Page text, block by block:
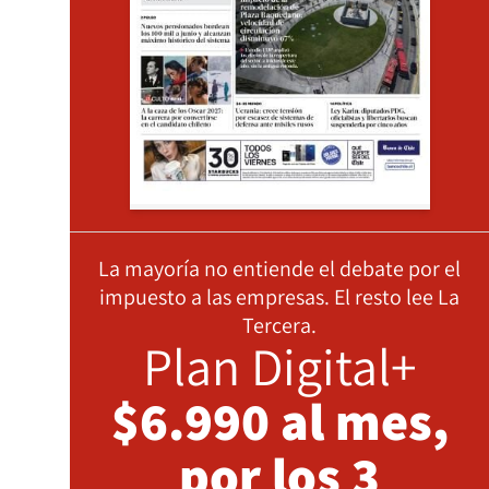
La mayoría no entiende el debate por el
impuesto a las empresas. El resto lee La
Tercera.
Plan Digital+
$6.990 al mes,
por los 3